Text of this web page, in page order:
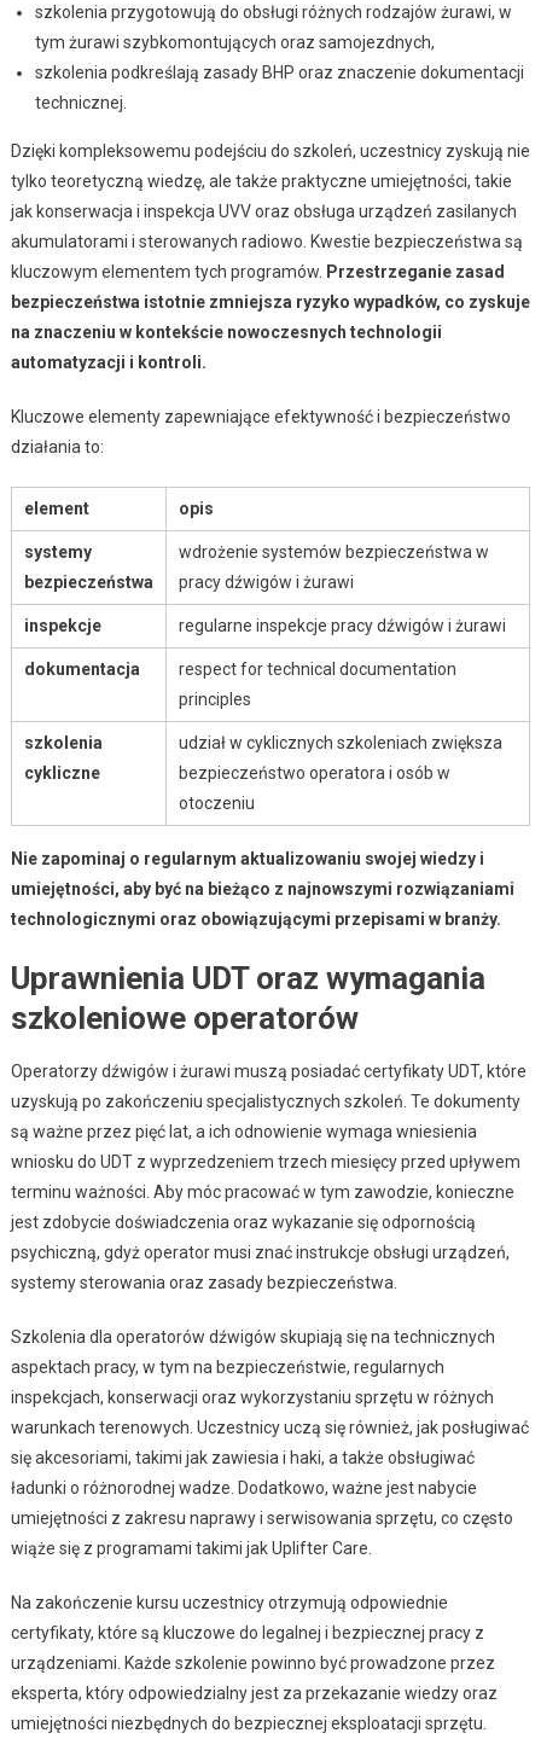
szkolenia przygotowują do obsługi różnych rodzajów żurawi, w
tym żurawi szybkomontujących oraz samojezdnych,
szkolenia podkreślają zasady BHP oraz znaczenie dokumentacji
technicznej.
Dzięki kompleksowemu podejściu do szkoleń, uczestnicy zyskują nie
tylko teoretyczną wiedzę, ale także praktyczne umiejętności, takie
jak konserwacja i inspekcja UVV oraz obsługa urządzeń zasilanych
akumulatorami i sterowanych radiowo. Kwestie bezpieczeństwa są
kluczowym elementem tych programów. Przestrzeganie zasad
bezpieczeństwa istotnie zmniejsza ryzyko wypadków, co zyskuje
na znaczeniu w kontekście nowoczesnych technologii
automatyzacji i kontroli.
Kluczowe elementy zapewniające efektywność i bezpieczeństwo
działania to:
element opis
systemy
bezpieczeństwa
wdrożenie systemów bezpieczeństwa w
pracy dźwigów i żurawi
inspekcje regularne inspekcje pracy dźwigów i żurawi
dokumentacja
respect for technical documentation
principles
szkolenia
cykliczne
udział w cyklicznych szkoleniach zwiększa
bezpieczeństwo operatora i osób w
otoczeniu
Nie zapominaj o regularnym aktualizowaniu swojej wiedzy i
umiejętności, aby być na bieżąco z najnowszymi rozwiązaniami
technologicznymi oraz obowiązującymi przepisami w branży.
Uprawnienia UDT oraz wymagania
szkoleniowe operatorów
Operatorzy dźwigów i żurawi muszą posiadać certyfikaty UDT, które
uzyskują po zakończeniu specjalistycznych szkoleń. Te dokumenty
są ważne przez pięć lat, a ich odnowienie wymaga wniesienia
wniosku do UDT z wyprzedzeniem trzech miesięcy przed upływem
terminu ważności. Aby móc pracować w tym zawodzie, konieczne
jest zdobycie doświadczenia oraz wykazanie się odpornością
psychiczną, gdyż operator musi znać instrukcje obsługi urządzeń,
systemy sterowania oraz zasady bezpieczeństwa.
Szkolenia dla operatorów dźwigów skupiają się na technicznych
aspektach pracy, w tym na bezpieczeństwie, regularnych
inspekcjach, konserwacji oraz wykorzystaniu sprzętu w różnych
warunkach terenowych. Uczestnicy uczą się również, jak posługiwać
się akcesoriami, takimi jak zawiesia i haki, a także obsługiwać
ładunki o różnorodnej wadze. Dodatkowo, ważne jest nabycie
umiejętności z zakresu naprawy i serwisowania sprzętu, co często
wiąże się z programami takimi jak Uplifter Care.
Na zakończenie kursu uczestnicy otrzymują odpowiednie
certyfikaty, które są kluczowe do legalnej i bezpiecznej pracy z
urządzeniami. Każde szkolenie powinno być prowadzone przez
eksperta, który odpowiedzialny jest za przekazanie wiedzy oraz
umiejętności niezbędnych do bezpiecznej eksploatacji sprzętu.